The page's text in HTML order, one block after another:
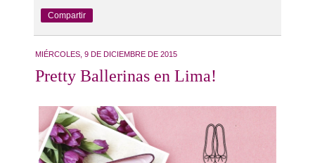
Compartir
MIÉRCOLES, 9 DE DICIEMBRE DE 2015
Pretty Ballerinas en Lima!